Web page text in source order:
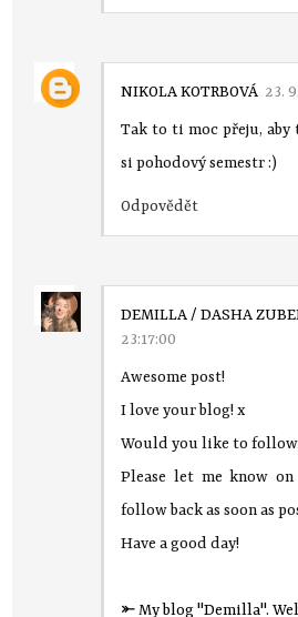
NIKOLA KOTRBOVÁ 23.
Tak to ti moc přeju,
si pohodový semestr :)
Odpovědět
DEMILLA / DASHA
23:17:00
Awesome post!
I love your blog! x
Would you like to follow
Please let me know
follow back as soon as
Have a good day!
⤜ My blog "Demilla".